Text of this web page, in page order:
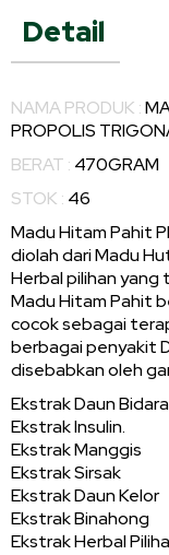
Detail
NAMA PRODUK :
PROPOLIS
BERAT : 470GRAM
STOK : 46
Madu Hitam Pahit
diolah dari Madu
Herbal pilihan yang
Madu Hitam Pahit
cocok sebagai
berbagai penyakit
disebabkan oleh
Ekstrak Daun
Ekstrak Insulin.
Ekstrak Manggis
Ekstrak Sirsak
Ekstrak Daun Kelor
Ekstrak Binahong
Ekstrak Herbal